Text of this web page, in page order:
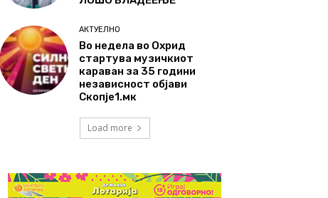
АКТУЕЛНО
Во недела во Охрид
стартува музичкиот
караван за 35 години
независност објави
Скопје1.мк
Load more